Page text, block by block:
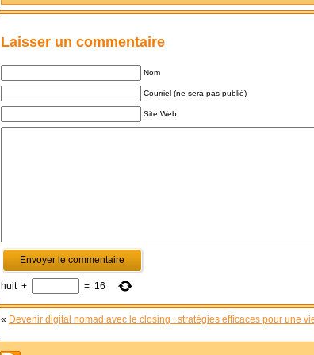
Laisser un commentaire
Nom
Courriel (ne sera pas publié)
Site Web
huit + = 16
« Devenir digital nomad avec le closing : stratégies efficaces pour une